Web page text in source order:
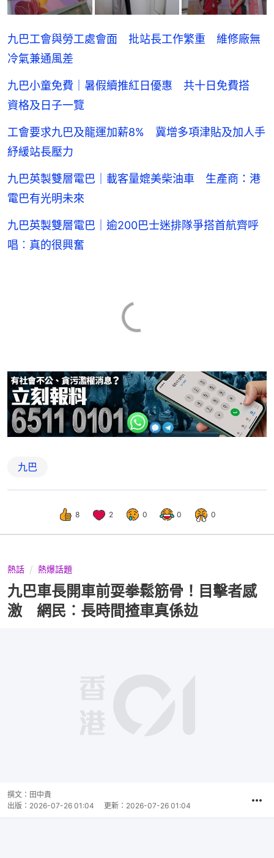
九巴工會與勞工處會面 批站長工作繁重 維修廠無
冷氣兼通風差
九巴小童免費｜暑假續推紅日優惠 共十日免費搭
資格及日子一覽
工會要求九巴及龍運加薪8% 冀增多項津貼及加人手
紓緩站長壓力
九巴英製雙層電巴｜載客量媲美柴油車 生產商：港
電巴有光明未來
九巴英製雙層電巴｜逾200巴士迷排隊爭搭首航齊呼
唱︰真的很興奮
九巴
8 2 0 0 0
熱話 熱爆話題
九巴車長開車前耍拳鬆筋骨！目擊者感
激 網民︰長時間揸車真係攰
撰文： 田中貴
出版： 2026-07-26 01:04 更新： 2026-07-26 01:04